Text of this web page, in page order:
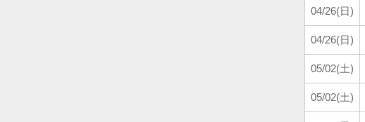
04/26(日)
04/26(日)
05/02(土)
05/02(土)